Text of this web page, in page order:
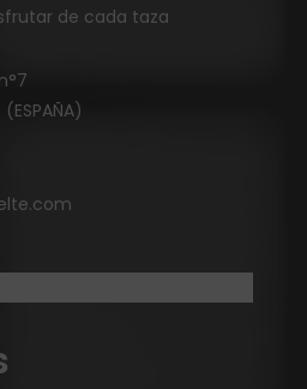
de cada taza